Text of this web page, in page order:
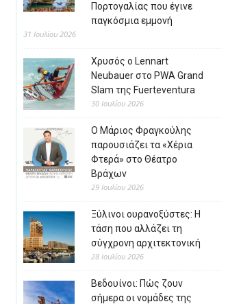
Πορτογαλίας που έγινε
παγκόσμια εμμονή
31 Ιουλίου 2026
Χρυσός ο Lennart
Neubauer στο PWA Grand
Slam της Fuerteventura
30 Ιουλίου 2026
Ο Μάριος Φραγκούλης
παρουσιάζει τα «Χέρια
Φτερά» στο Θέατρο
Βράχων
29 Ιουλίου 2026
Ξύλινοι ουρανοξύστες: Η
τάση που αλλάζει τη
σύγχρονη αρχιτεκτονική
28 Ιουλίου 2026
Βεδουίνοι: Πώς ζουν
σήμερα οι νομάδες της